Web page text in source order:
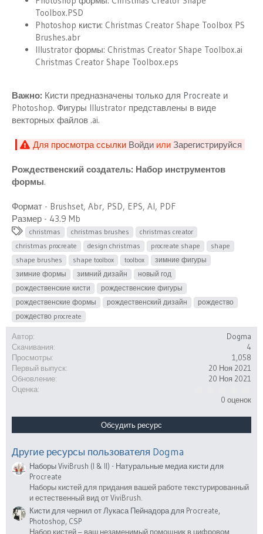
Toolbox.PSD
Photoshop кисти: Christmas Creator Shape Toolbox PS
Brushes.abr
Illustrator формы: Christmas Creator Shape Toolbox.ai
Christmas Creator Shape Toolbox.eps
Важно: Кисти предназначены только для Procreate и
Photoshop. Фигуры Illustrator представлены в виде
векторных файлов .ai.
Для просмотра ссылки Войди или Зарегистрируйся
Рождественский создатель: Набор инструментов
формы.
Формат - Brushset, Abr, PSD, EPS, AI, PDF
Размер - 43.9 Mb
Т
е
г
и
christmas christmas brushes
christmas creator
christmas procreate
design christmas procreate shape
shape
shape brushes
shape toolbox toolbox
зимние фигуры
зимние формы
зимний дизайн
новый год
рождественские кисти
рождественские фигуры
рождественские формы
рождественский дизайн
рождество
рождество procreate
Автор
Dogma
Скачивания
4
Просмотры
1,058
Первый выпуск
20 Ноя 2021
Обновление
20 Ноя 2021
Оценка
.
0
в
0 оценок
Обсудить ресурс
Другие ресурсы пользователя Dogma
Наборы ViviBrush (I & II) - Натуральные медиа кисти для
Procreate
Наборы кистей для придания вашей работе текстурированный
и естественный вид от ViviBrush.
Кисти для чернил от Лукаса Пейнадора для Procreate,
Photoshop, CSP
Набор кистей – ваш незаменимый помощник в цифровом